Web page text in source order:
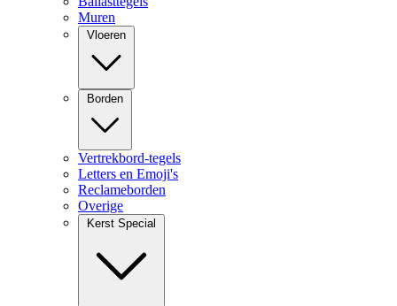
Muren
Vloeren
Borden
Vertrekbord-tegels
Letters en Emoji's
Reclameborden
Overige
Kerst Special